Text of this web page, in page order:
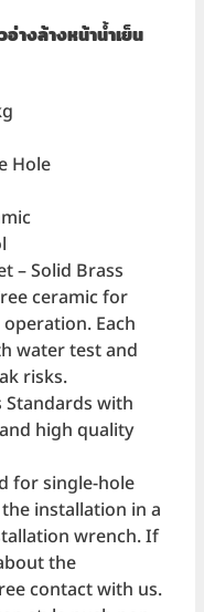
างล้างหน้าน้ำเย็น
Hole
– Solid Brass
ceramic for
Each
water test and
risks.
Standards with
high quality
for single-hole
installation in a
wrench. If
the
contact with us.